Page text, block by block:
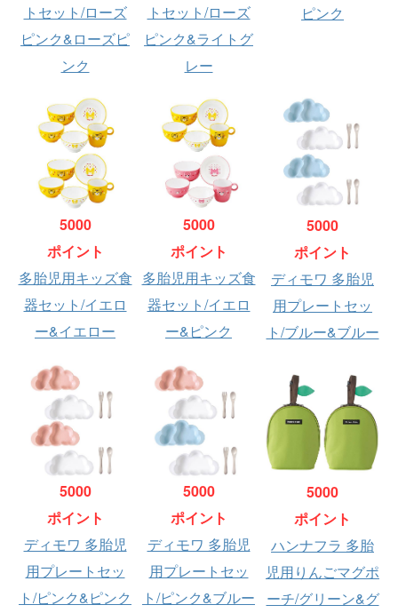
トセット/ローズ
ピンク&ローズピ
ンク
トセット/ローズ
ピンク&ライトグ
レー
ピンク
5000
ポイント
多胎児用キッズ食
器セット/イエロ
ー&イエロー
5000
ポイント
多胎児用キッズ食
器セット/イエロ
ー&ピンク
5000
ポイント
ディモワ 多胎児
用プレートセッ
ト/ブルー&ブルー
5000
ポイント
ディモワ 多胎児
用プレートセッ
ト/ピンク&ピンク
5000
ポイント
ディモワ 多胎児
用プレートセッ
ト/ピンク&ブルー
5000
ポイント
ハンナフラ 多胎
児用りんごマグポ
ーチ/グリーン&グ